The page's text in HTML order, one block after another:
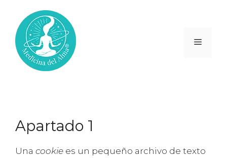
contenido
Menú
Apartado 1
Una cookie es un pequeño archivo de texto